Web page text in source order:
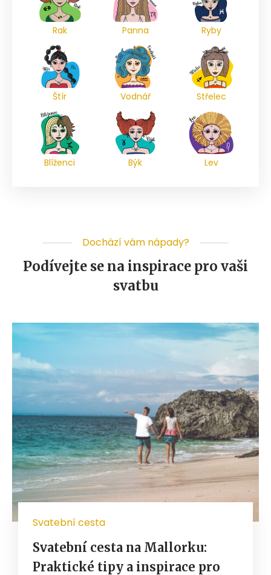
Rak Panna Ryby
Štír Vodnář Střelec
Blíženci Býk Lev
Dochází vám nápady?
Podívejte se na inspirace pro vaši
svatbu
Svatební cesta
Svatební cesta na Mallorku:
Praktické tipy a inspirace pro